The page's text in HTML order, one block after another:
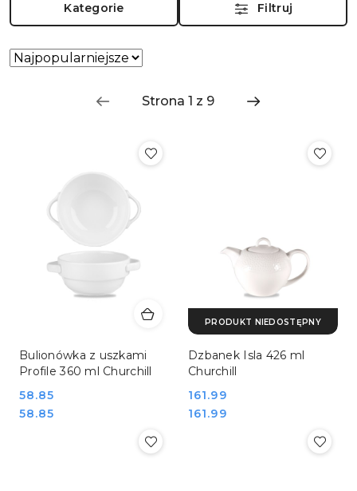
Kategorie Filtruj
Zastosowano
Najpopularniejsze.
Sortuj
Bulionówka z uszkami
Profile 360 ml Churchill
Cena:
58.85
Cena:
58.85
Dzbanek Isla 426 ml
Churchill
Cena:
161.99
Cena:
161.99
PRODUKT NIEDOSTĘPNY